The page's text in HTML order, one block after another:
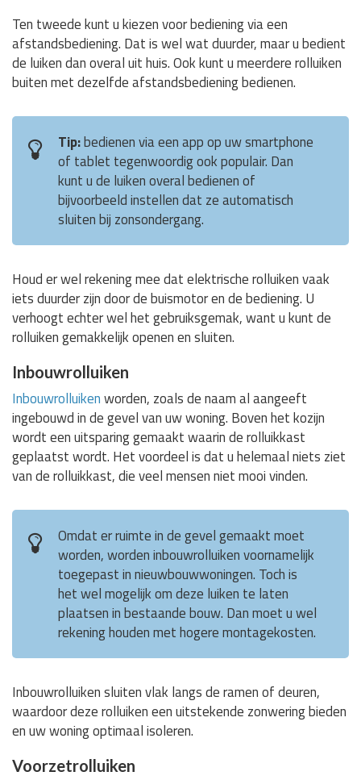
Ten tweede kunt u kiezen voor bediening via een
afstandsbediening. Dat is wel wat duurder, maar u bedient
de luiken dan overal uit huis. Ook kunt u meerdere rolluiken
buiten met dezelfde afstandsbediening bedienen.
Tip:bedienen via een app op uw smartphone
of tablet tegenwoordig ook populair. Dan
kunt u de luiken overal bedienen of
bijvoorbeeld instellen dat ze automatisch
sluiten bij zonsondergang.
Houd er wel rekening mee dat elektrische rolluiken vaak
iets duurder zijn door de buismotor en de bediening. U
verhoogt echter wel het gebruiksgemak, want u kunt de
rolluiken gemakkelijk openen en sluiten.
Inbouwrolluiken
Inbouwrolluikenworden, zoals de naam al aangeeft
ingebouwd in de gevel van uw woning. Boven het kozijn
wordt een uitsparing gemaakt waarin de rolluikkast
geplaatst wordt. Het voordeel is dat u helemaal niets ziet
van de rolluikkast, die veel mensen niet mooi vinden.
Omdat er ruimte in de gevel gemaakt moet
worden, worden inbouwrolluiken voornamelijk
toegepast in nieuwbouwwoningen. Toch is
het wel mogelijk om deze luiken te laten
plaatsen in bestaande bouw. Dan moet u wel
rekening houden met hogere montagekosten.
Inbouwrolluiken sluiten vlak langs de ramen of deuren,
waardoor deze rolluiken een uitstekende zonwering bieden
en uw woning optimaal isoleren.
Voorzetrolluiken